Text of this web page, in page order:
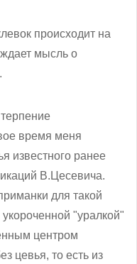
происходит на
мысль о
время меня
известного ранее
В.Цесевича.
для такой
"уралкой"
центром
цевья, то есть из